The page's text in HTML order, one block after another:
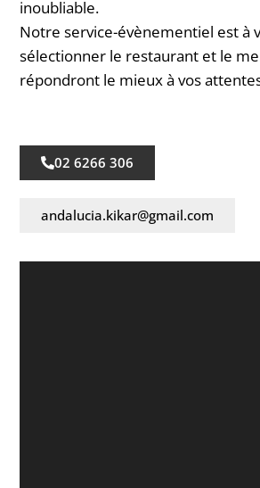
inoubliable.
Notre service-évènementiel est à
sélectionner le restaurant et le
répondront le mieux à vos
02 6266 306
andalucia.kikar@gmail.com